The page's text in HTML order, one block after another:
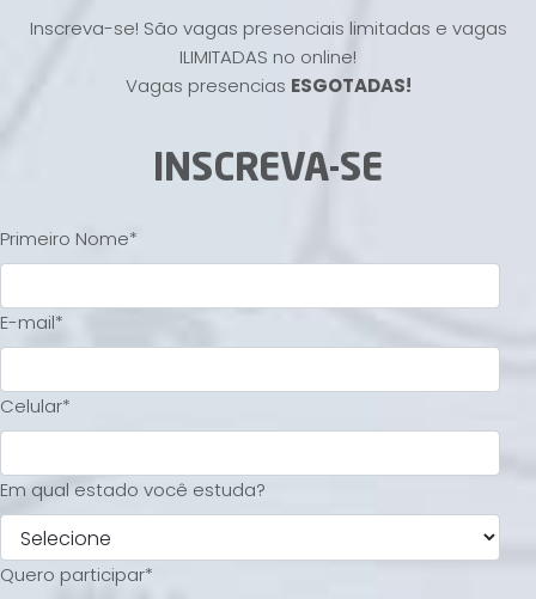
Inscreva-se! São vagas presenciais limitadas e vagas
ILIMITADAS no online!
Vagas presencias ESGOTADAS!
INSCREVA-SE
Primeiro Nome*
E-mail*
Celular*
Em qual estado você estuda?
Quero participar*